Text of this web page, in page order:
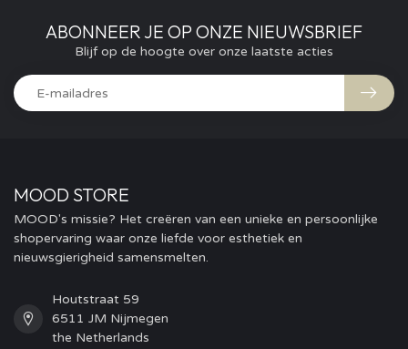
ABONNEER JE OP ONZE NIEUWSBRIEF
Blijf op de hoogte over onze laatste acties
MOOD STORE
MOOD's missie? Het creëren van een unieke en persoonlijke
shopervaring waar onze liefde voor esthetiek en
nieuwsgierigheid samensmelten.
Houtstraat 59
6511 JM Nijmegen
the Netherlands